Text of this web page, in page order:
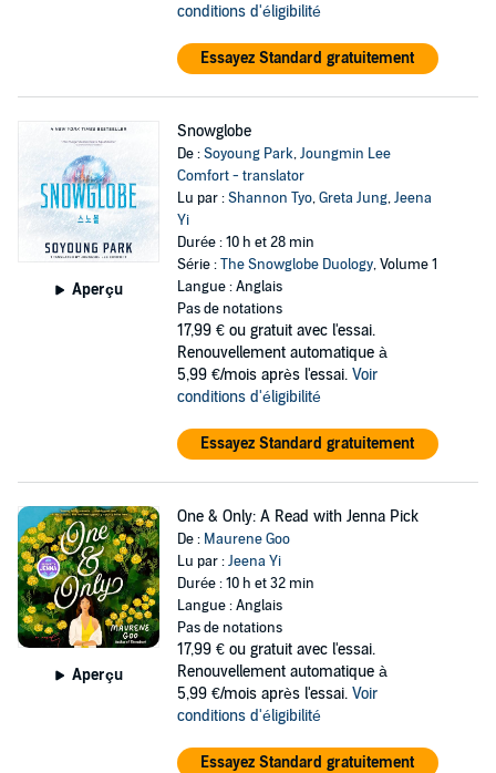
conditions d'éligibilité
Essayez Standard gratuitement
Aperçu
Snowglobe
De :Soyoung Park,Joungmin Lee
Comfort - translator
Lu par :Shannon Tyo,Greta Jung,Jeena
Yi
Durée : 10 h et 28 min
Série :The Snowglobe Duology, Volume 1
Langue : Anglais
Pas de notations
17,99 € ou gratuit avec l'essai.
Renouvellement automatique à
5,99 €/mois après l'essai. Voir
conditions d'éligibilité
Essayez Standard gratuitement
Aperçu
One & Only: A Read with Jenna Pick
De : Maurene Goo
Lu par :Jeena Yi
Durée : 10 h et 32 min
Langue : Anglais
Pas de notations
17,99 € ou gratuit avec l'essai.
Renouvellement automatique à
5,99 €/mois après l'essai. Voir
conditions d'éligibilité
Essayez Standard gratuitement